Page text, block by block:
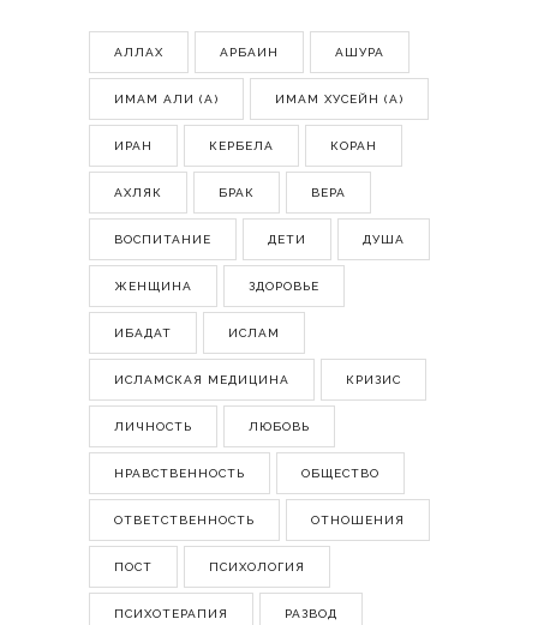
АЛЛАХ АРБАИН АШУРА
ИМАМ АЛИ (А) ИМАМ ХУСЕЙН (А)
ИРАН КЕРБЕЛА КОРАН
АХЛЯК БРАК ВЕРА
ВОСПИТАНИЕ ДЕТИ ДУША
ЖЕНЩИНА ЗДОРОВЬЕ
ИБАДАТ ИСЛАМ
ИСЛАМСКАЯ МЕДИЦИНА КРИЗИС
ЛИЧНОСТЬ ЛЮБОВЬ
НРАВСТВЕННОСТЬ ОБЩЕСТВО
ОТВЕТСТВЕННОСТЬ ОТНОШЕНИЯ
ПОСТ ПСИХОЛОГИЯ
ПСИХОТЕРАПИЯ РАЗВОД